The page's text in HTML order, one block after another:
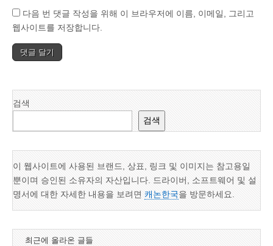
다음 번 댓글 작성을 위해 이 브라우저에 이름, 이메일, 그리고
웹사이트를 저장합니다.
검색
검색
이 웹사이트에 사용된 브랜드, 상표, 링크 및 이미지는 참고용일
뿐이며 승인된 소유자의 자산입니다. 드라이버, 소프트웨어 및 설
명서에 대한 자세한 내용을 보려면 캐논한국을 방문하세요.
최근에 올라온 글들